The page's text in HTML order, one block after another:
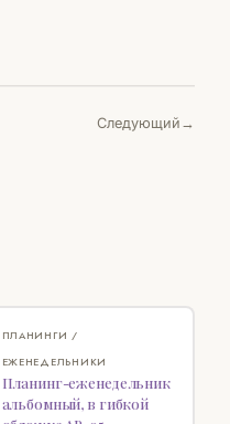
Следующий
ПЛАНИНГИ /
ЕЖЕНЕДЕЛЬНИКИ
Планинг-еженедельник
альбомный, в гибкой